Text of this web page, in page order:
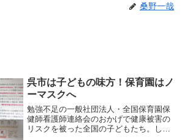
桑野一哉
呉市は子どもの味方！保育園はノ
ーマスクへ
勉強不足の一般社団法人・全国保育園保
健師看護師連絡会のおかげで健康被害の
リスクを被った全国の子どもたち。しか